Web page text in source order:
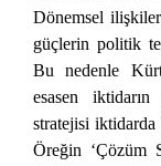
Dönemsel
güçlerin politik
Bu nedenle
esasen
stratejisi
Öreğin ‘Çözüm